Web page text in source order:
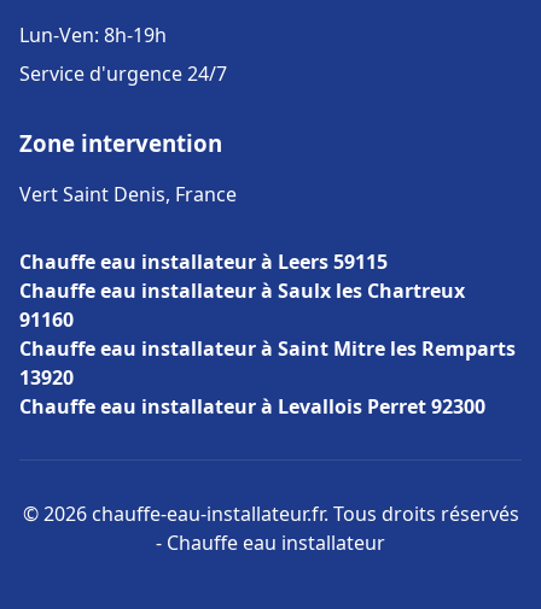
Lun-Ven: 8h-19h
Service d'urgence 24/7
Zone intervention
Vert Saint Denis, France
Chauffe eau installateur à Leers 59115
Chauffe eau installateur à Saulx les Chartreux
91160
Chauffe eau installateur à Saint Mitre les Remparts
13920
Chauffe eau installateur à Levallois Perret 92300
© 2026 chauffe-eau-installateur.fr. Tous droits réservés
- Chauffe eau installateur